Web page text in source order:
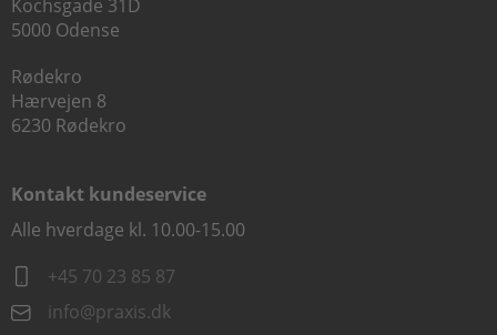
Kochsgade 31D
5000 Odense
Rødekro
Hærvejen 8
6230 Rødekro
Kontakt kundeservice
Alle hverdage kl. 10.00-15.00
+45 70 23 85 87
info@praxis.dk